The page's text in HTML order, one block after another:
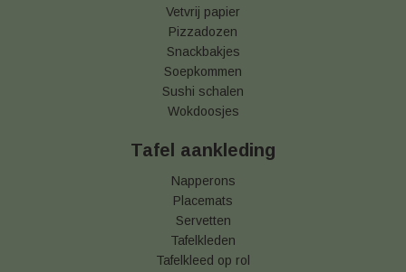
Vetvrij papier
Pizzadozen
Snackbakjes
Soepkommen
Sushi schalen
Wokdoosjes
Tafel aankleding
Napperons
Placemats
Servetten
Tafelkleden
Tafelkleed op rol